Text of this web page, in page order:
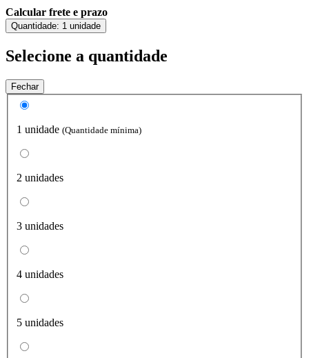
Calcular frete e prazo
Quantidade: 1 unidade
Selecione a quantidade
Fechar
1 unidade (Quantidade mínima)
2 unidades
3 unidades
4 unidades
5 unidades